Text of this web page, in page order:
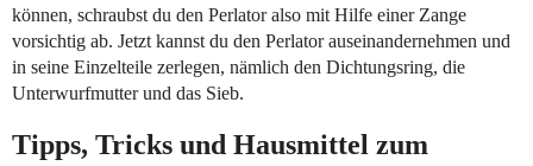
können, schraubst du den Perlator also mit Hilfe einer Zange
vorsichtig ab. Jetzt kannst du den Perlator auseinandernehmen und
in seine Einzelteile zerlegen, nämlich den Dichtungsring, die
Unterwurfmutter und das Sieb.
Tipps, Tricks und Hausmittel zum